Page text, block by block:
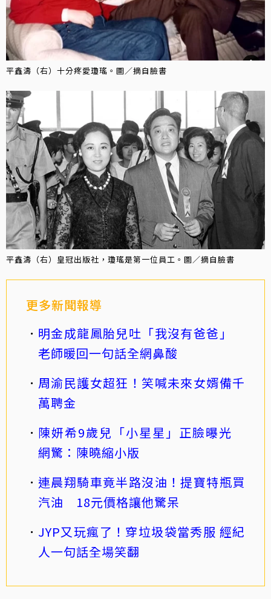
平鑫濤（右）十分疼愛瓊瑤。圖／摘自臉書
平鑫濤（右）皇冠出版社，瓊瑤是第一位員工。圖／摘自臉書
更多新聞報導
明金成龍鳳胎兒吐「我沒有爸爸」
老師暖回一句話全網鼻酸
周渝民護女超狂！笑喊未來女婿備千
萬聘金
陳妍希9歲兒「小星星」正臉曝光
網驚：陳曉縮小版
連晨翔騎車竟半路沒油！提寶特瓶買
汽油 18元價格讓他驚呆
JYP又玩瘋了！穿垃圾袋當秀服 經紀
人一句話全場笑翻